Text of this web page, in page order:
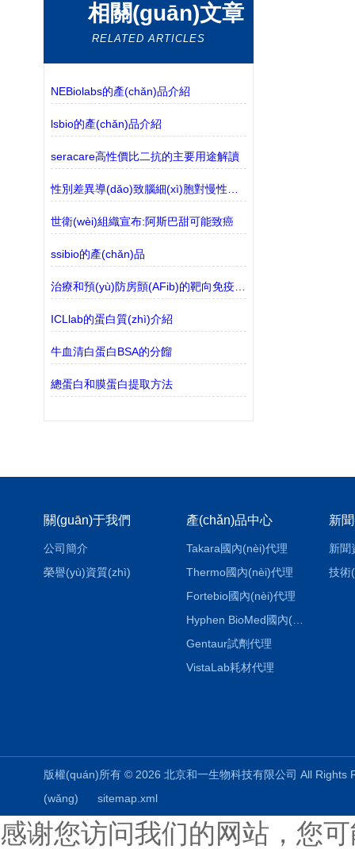
相關(guān)文章
RELATED ARTICLES
NEBiolabs的產(chǎn)品介紹
lsbio的產(chǎn)品介紹
seracare高性價比二抗的主要用途解讀
世衛(wèi)組織宣布:阿斯巴甜可能致癌
ssibio的產(chǎn)品
ICLlab的蛋白質(zhì)介紹
牛血清白蛋白BSA的分餾
總蛋白和膜蛋白提取方法
關(guān)于我們
公司簡介
榮譽(yù)資質(zhì)
產(chǎn)品中心
Takara國內(nèi)代理
Thermo國內(nèi)代理
Fortebio國內(nèi)代理
Hyphen BioMed國內(nèi)代理
Gentaur試劑代理
VistaLab耗材代理
新
新聞
技術
版權(quán)所有 © 2026 北京和一生物科技有限公司 All
(wǎng)
sitemap.xml
感谢您访问我们的网站，您